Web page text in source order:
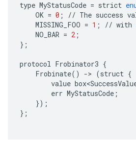
type MyStatusCode = strict
OK = 0 ; // The success
MISSING_FOO = 1 ; // with
NO_BAR = 2 ;
};
protocol Frobinator3 {
Frobinate() -> (struct {
value
err MyStatusCode ;
});
};